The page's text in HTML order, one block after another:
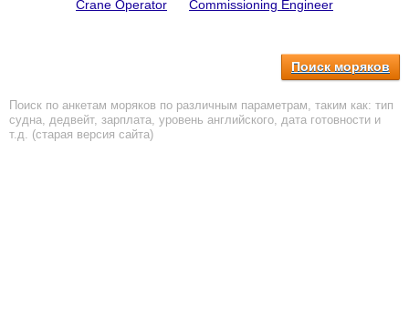
Crane Operator
Commissioning Engineer
Поиск моряков
Поиск по анкетам моряков по различным параметрам, таким как: тип
судна, дедвейт, зарплата, уровень английского, дата готовности и
т.д. (старая версия сайта)